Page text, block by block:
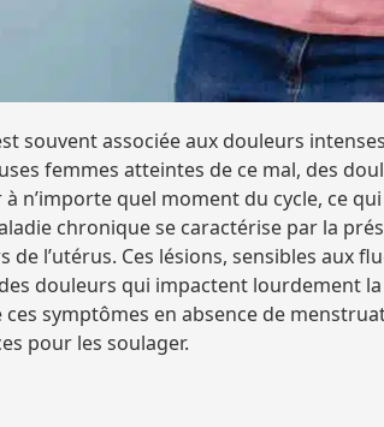
souvent associée aux douleurs
femmes atteintes de ce mal, des
n’importe quel moment du cycle, ce
chronique se caractérise par la
de l’utérus. Ces lésions, sensibles aux
douleurs qui impactent lourdement
symptômes en absence de
pour les soulager.